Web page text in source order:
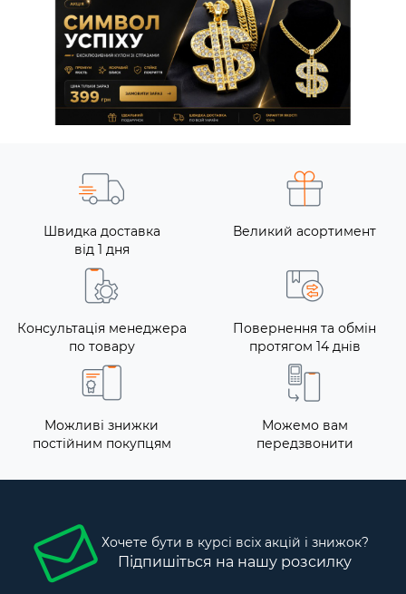
Швидка доставка
від 1 дня
Великий асортимент
Консультація менеджера
по товару
Повернення та обмін
протягом 14 днів
Можливі знижки
постійним покупцям
Можемо вам
передзвонити
Хочете бути в курсі всіх акцій і знижок?
Підпишіться на нашу розсилку